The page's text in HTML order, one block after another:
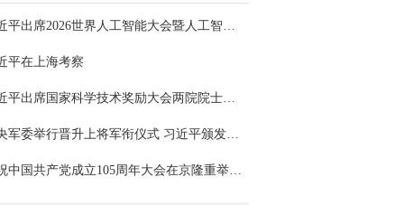
习近平出席2026世界人工智能大会暨人工智能全球治理高级别会议开幕式并发表主旨讲话
平在上海考察
习近平出席国家科学技术奖励大会两院院士大会中国科协第十一次全国代表大会并发表重要讲话
中央军委举行晋升上将军衔仪式 习近平颁发命令状并向晋衔的军官表示祝贺
庆祝中国共产党成立105周年大会在京隆重举行 习近平发表重要讲话